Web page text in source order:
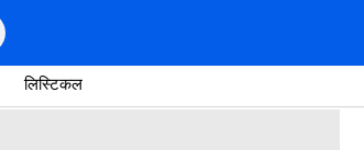
लिस्टिकल